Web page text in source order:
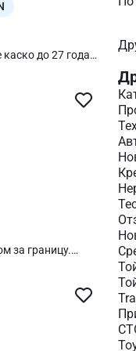
до 27 года
за границу.